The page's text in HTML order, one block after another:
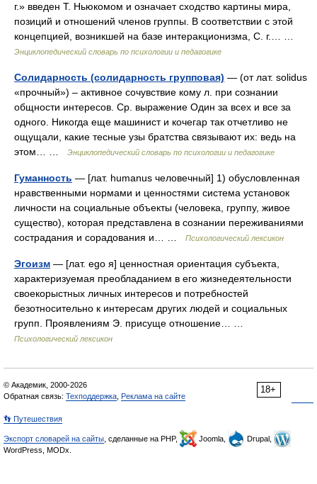
г.» введен Т. Ньюкомом и означает сходство картины мира,
позиций и отношений членов группы. В соответствии с этой
концепцией, возникшей на базе интеракционизма, С. г.… …
Энциклопедический словарь по психологии и педагогике
Солидарность (солидарность групповая) — (от лат. solidus
«прочный») – активное сочувствие кому л. при сознании
общности интересов. Ср. выражение Один за всех и все за
одного. Никогда еще машинист и кочегар так отчетливо не
ощущали, какие тесные узы братства связывают их: ведь на
этом… …
Энциклопедический словарь по психологии и педагогике
Гуманность — [лат. humanus человечный] 1) обусловленная
нравственными нормами и ценностями система установок
личности на социальные объекты (человека, группу, живое
существо), которая представлена в сознании переживаниями
сострадания и сорадования и… …
Психологический лексикон
Эгоизм — [лат. ego я] ценностная ориентация субъекта,
характеризуемая преобладанием в его жизнедеятельности
своекорыстных личных интересов и потребностей
безотносительно к интересам других людей и социальных
групп. Проявлениям Э. присуще отношение… …
Психологический лексикон
18+
© Академик, 2000-2026
Обратная связь: Техподдержка Реклама на сайте
👣 Путешествия
Экспорт словарей на сайты , сделанные на PHP, Joomla,
Drupal,
WordPress, MODx.